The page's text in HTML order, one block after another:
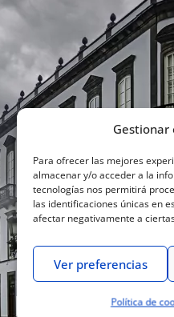
Gestionar
Para ofrecer las mejores
almacenar y/o acceder a la
tecnologías nos permitirá
las identificaciones únicas en
afectar negativamente a
Ver preferencias
Política de